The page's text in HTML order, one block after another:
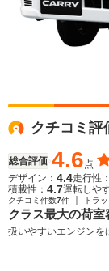
クチコミ評
総合評価 4.6点
デザイン： 4.4走行性：
積載性： 4.7運転しや
クチコミ件数7件 トラ
クラス最大の荷
扱いやすいエンジンを
確固たる地位を築い